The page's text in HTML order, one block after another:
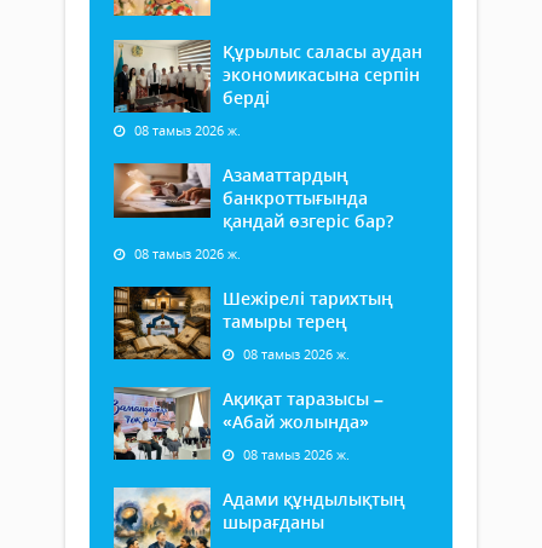
Құрылыс саласы аудан
экономикасына серпін
берді
08 тамыз 2026 ж.
Азаматтардың
банкроттығында
қандай өзгеріс бар?
08 тамыз 2026 ж.
Шежірелі тарихтың
тамыры терең
08 тамыз 2026 ж.
Ақиқат таразысы –
«Абай жолында»
08 тамыз 2026 ж.
Адами құндылықтың
шырағданы